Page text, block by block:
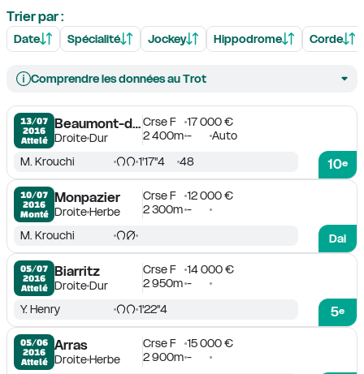
Trier par :
Date Spécialité Jockey Hippodrome Corde
Comprendre les données au Trot
13/07
2016
Attelé
Beaumont-de-Lomagne
DroiteDur
Crse F
17 000 €
2 400m - Auto
10e
M. Krouchi 1'17''4 48
10/07
2016
Monté
Monpazier
DroiteHerbe
Crse F
12 000 €
2 300m -
Dai
M. Krouchi
05/07
2016
Attelé
Biarritz
DroiteDur
Crse F
14 000 €
2 950m -
5e
Y. Henry 1'22''4
05/06
2016
Attelé
Arras
DroiteHerbe
Crse F
15 000 €
2 900m -